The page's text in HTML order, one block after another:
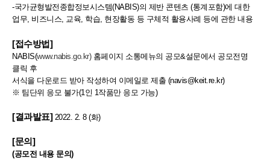
-국가균형발전종합정보시스템(NABIS)의 제반 콘텐츠 (통계포함)에 대한
업무, 비즈니스, 교육, 학습, 현장활동 등 구체적 활용사례 등에 관한 내용
[접수방법]
NABIS(www.nabis.go.kr)홈페이지 소통메뉴의 공모&설문에서 공모전명
클릭 후
서식을 다운로드 받아 작성하여 이메일로 제출 (navis@keit.re.kr)
※ 팀단위 응모 불가(1인 1작품만 응모 가능)
[결과발표] 2022. 2. 8 (화)
[문의]
(공모전 내용 문의)